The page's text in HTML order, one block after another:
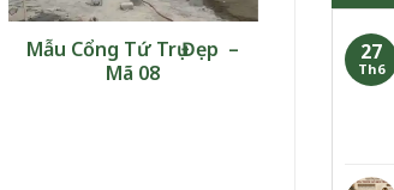
27
Th6
Mẫu Cổng Tứ Trụ Đẹp –
Mã 08